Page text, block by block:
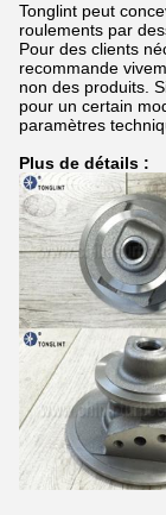
Tonglint peut
roulements par
Pour des clients
recommande
non des produits.
pour un certain
paramètres
Plus de détails :